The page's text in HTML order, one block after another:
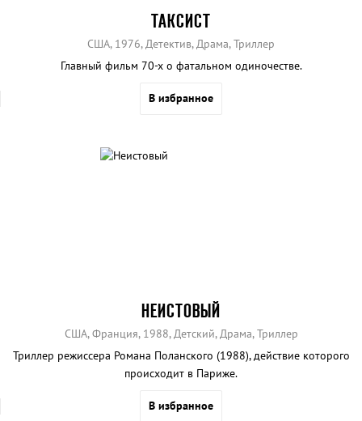
ТАКСИСТ
США, 1976, Детектив, Драма, Триллер
Главный фильм 70-х о фатальном одиночестве.
В избранное
НЕИСТОВЫЙ
США, Франция, 1988, Детский, Драма, Триллер
Триллер режиссера Романа Поланского (1988), действие которого
происходит в Париже.
В избранное